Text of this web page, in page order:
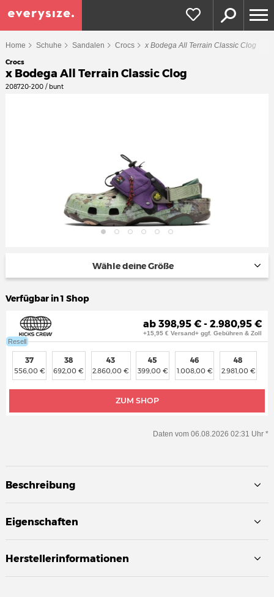
Home Schuhe Sandalen Crocs x Bodega All Terrain Classic Clog
Crocs
x Bodega All Terrain Classic Clog
208720-200 / bunt
Wähle deine Größe
Verfügbar in 1 Shop
Resell
ab 398,95 € - 2.980,95 €
+15,95 € Versand+ ggf. Gebühren & Zoll
ZUM SHOP
37
556,00 €
38
692,00 €
43
2.860,00 €
45
399,00 €
46
1.008,00 €
48
2.981,00 €
Daten vom 06.08.2026 02:31 Uhr *
Beschreibung
Eigenschaften
Herstellerinformationen